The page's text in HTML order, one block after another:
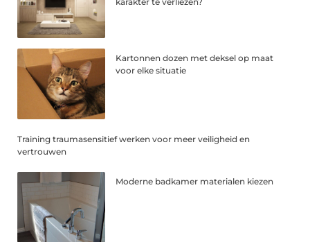
Kartonnen dozen met deksel op maat
voor elke situatie
Training traumasensitief werken voor meer veiligheid en
vertrouwen
Moderne badkamer materialen kiezen